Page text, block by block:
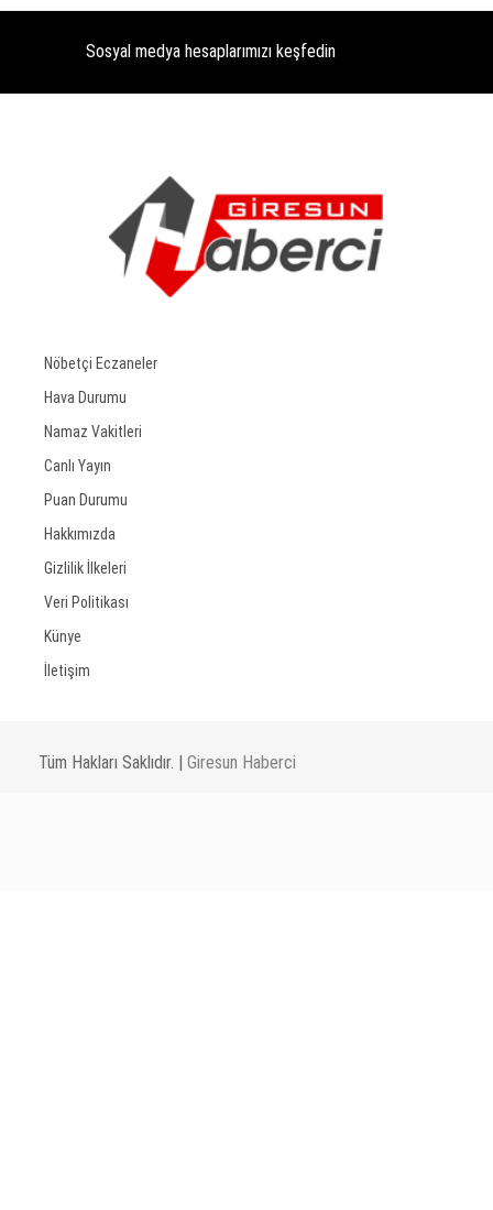
Sosyal medya hesaplarımızı keşfedin
Nöbetçi Eczaneler
Hava Durumu
Namaz Vakitleri
Canlı Yayın
Puan Durumu
Hakkımızda
Gizlilik İlkeleri
Veri Politikası
Künye
İletişim
Tüm Hakları Saklıdır. | Giresun Haberci